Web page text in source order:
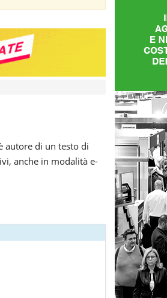
autore di un testo di
anche in modalità e-